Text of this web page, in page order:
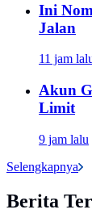
Ini
Jalan
11 jam
Akun
Limit
9 jam lalu
Selengkapnya
Berita